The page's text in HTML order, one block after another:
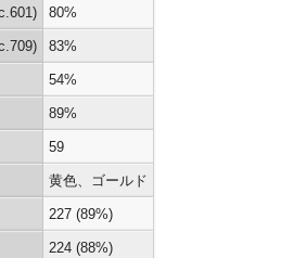
80%
83%
54%
89%
59
黄色、ゴールド
227 (89%)
224 (88%)